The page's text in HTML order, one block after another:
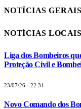
NOTÍCIAS GERAIS
NOTÍCIAS LOCAIS
Liga dos Bombeiros
Proteção Civil e
23/07/26 - 22:31
Novo Comando dos